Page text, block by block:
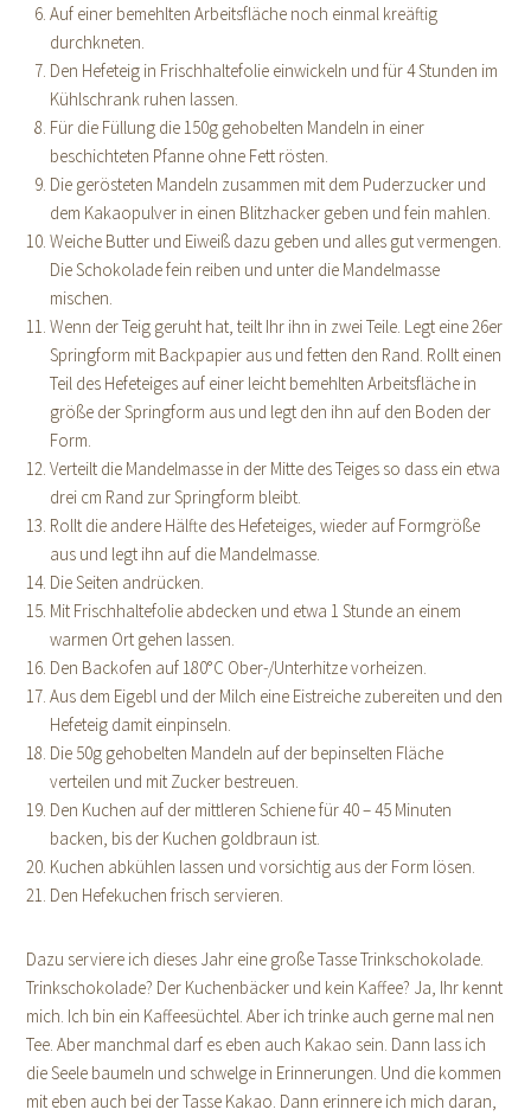
Auf einer bemehlten Arbeitsfläche noch einmal kreäftig
durchkneten.
Den Hefeteig in Frischhaltefolie einwickeln und für 4 Stunden im
Kühlschrank ruhen lassen.
Für die Füllung die 150g gehobelten Mandeln in einer
beschichteten Pfanne ohne Fett rösten.
Die gerösteten Mandeln zusammen mit dem Puderzucker und
dem Kakaopulver in einen Blitzhacker geben und fein mahlen.
Weiche Butter und Eiweiß dazu geben und alles gut vermengen.
Die Schokolade fein reiben und unter die Mandelmasse
mischen.
Wenn der Teig geruht hat, teilt Ihr ihn in zwei Teile. Legt eine 26er
Springform mit Backpapier aus und fetten den Rand. Rollt einen
Teil des Hefeteiges auf einer leicht bemehlten Arbeitsfläche in
größe der Springform aus und legt den ihn auf den Boden der
Form.
Verteilt die Mandelmasse in der Mitte des Teiges so dass ein etwa
drei cm Rand zur Springform bleibt.
Rollt die andere Hälfte des Hefeteiges, wieder auf Formgröße
aus und legt ihn auf die Mandelmasse.
Die Seiten andrücken.
Mit Frischhaltefolie abdecken und etwa 1 Stunde an einem
warmen Ort gehen lassen.
Den Backofen auf 180°C Ober-/Unterhitze vorheizen.
Aus dem Eigebl und der Milch eine Eistreiche zubereiten und den
Hefeteig damit einpinseln.
Die 50g gehobelten Mandeln auf der bepinselten Fläche
verteilen und mit Zucker bestreuen.
Den Kuchen auf der mittleren Schiene für 40 – 45 Minuten
backen, bis der Kuchen goldbraun ist.
Kuchen abkühlen lassen und vorsichtig aus der Form lösen.
Den Hefekuchen frisch servieren.
Dazu serviere ich dieses Jahr eine große Tasse Trinkschokolade.
Trinkschokolade? Der Kuchenbäcker und kein Kaffee? Ja, Ihr kennt
mich. Ich bin ein Kaffeesüchtel. Aber ich trinke auch gerne mal nen
Tee. Aber manchmal darf es eben auch Kakao sein. Dann lass ich
die Seele baumeln und schwelge in Erinnerungen. Und die kommen
mit eben auch bei der Tasse Kakao. Dann erinnere ich mich daran,